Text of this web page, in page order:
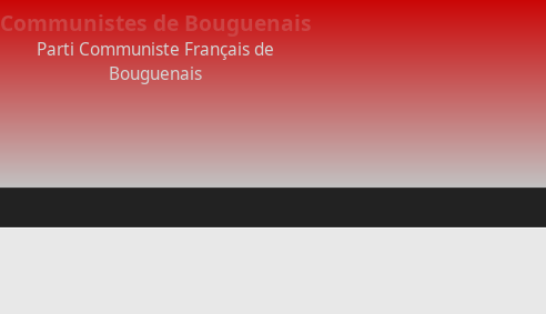
Communistes de Bouguenais
Parti Communiste Français de
Bouguenais